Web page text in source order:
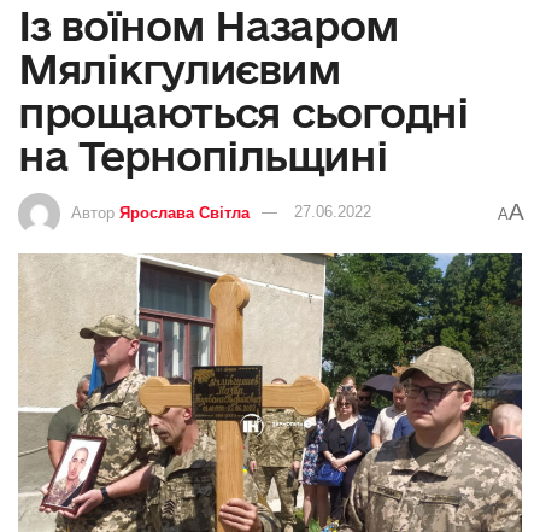
Із воїном Назаром
Мялікгулиєвим
прощаються сьогодні
на Тернопільщині
Автор Ярослава Світла 27.06.2022 AA